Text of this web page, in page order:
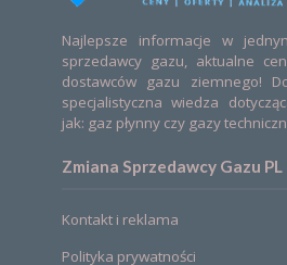
Najlepsze informacje w
sprzedawcy gazu, aktualne
dostawców gazu ziemnego!
specjalistyczna wiedza
jak: gaz płynny czy gazy
Zmiana Sprzedawcy Gazu PL
Kontakt i reklama
Polityka prywatności